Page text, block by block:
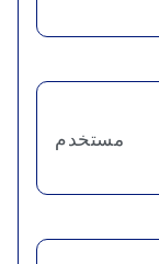
مستخدم